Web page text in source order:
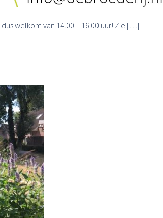
welkom van 14.00 – 16.00 uur! Zie […]